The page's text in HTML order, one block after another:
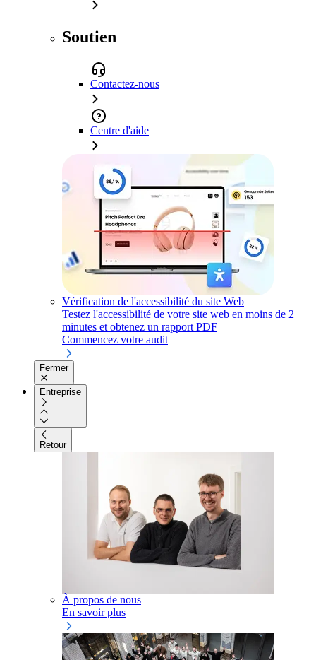
Soutien
Contactez-nous
Centre d'aide
Vérification de l'accessibilité du site Web
Testez l'accessibilité de votre site web en moins de 2
minutes et obtenez un rapport PDF
Commencez votre audit
Fermer
Entreprise
Retour
À propos de nous
En savoir plus